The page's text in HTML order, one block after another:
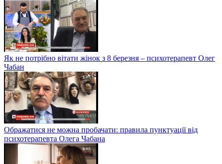
Як не потрібно вітати жінок з 8 березня – психотерапевт Олег
Чабан
Ображатися не можна пробачати: правила пунктуації від
психотерапевта Олега Чабана